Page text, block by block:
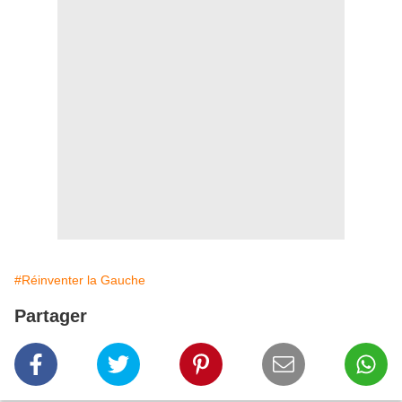
#Réinventer la Gauche
Partager